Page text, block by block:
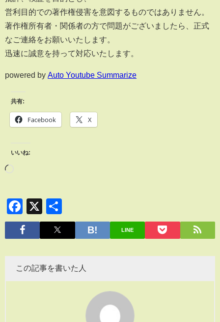
営利目的での著作権侵害を意図するものではありません。
著作権所有者・関係者の方で問題がございましたら、正式
なご連絡をお願いいたします。
迅速に誠意を持って対応いたします。
powered by Auto Youtube Summarize
共有:
Facebook X
いいね:
Facebook
X
有
LINE
この記事を書いた人